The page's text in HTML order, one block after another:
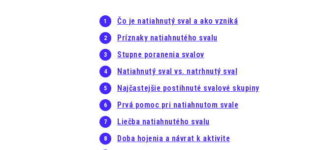
Čo je natiahnutý sval a ako vzniká
Príznaky natiahnutého svalu
Stupne poranenia svalov
Natiahnutý sval vs. natrhnutý sval
Najčastejšie postihnuté svalové skupiny
Prvá pomoc pri natiahnutom svale
Liečba natiahnutého svalu
Doba hojenia a návrat k aktivite